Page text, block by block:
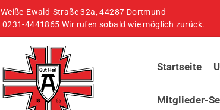
Weiße-Ewald-Straße 32a, 44287 Dortmund
0231-4441865 Wir rufen sobald wie möglich zurück.
Startseite
Mitglieder-